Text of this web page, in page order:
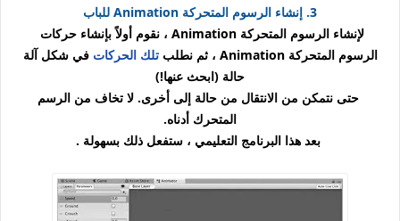
3. إنشاء الرسوم المتحركة Animation للباب
لإنشاء الرسوم المتحركة Animation ، نقوم أولاً بإنشاء حركات
الرسوم المتحركة Animation ، ثم نطلب
تلك الحركات في شكل آلة
حالة (ابحث عنها!)
حتى نتمكن من الانتقال من حالة إلى أخرى. لا تخاف من الرسم
المتحرك أدناه.
بعد هذا البرنامج التعليمي ، ستفعل ذلك بسهولة .